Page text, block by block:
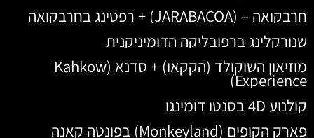
חרבקואה – (JARABACOA) + רפטינג בחרבקואה
שנורקלינג ברפובליקה הדומיניקנית
מוזיאון השוקולד (הקקאו) + סדנא (Kahkow
Experience)
קולנוע 4D בסנטו דומינגו
פארק הקופים (Monkeyland) בפונטה קאנה